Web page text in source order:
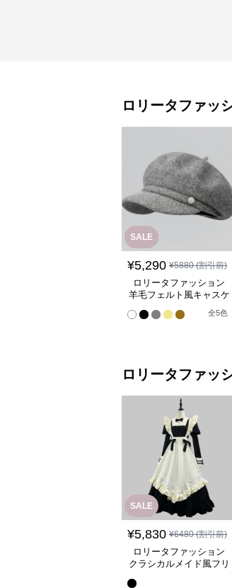
ロリータファッ
SALE
¥5,290 ¥5880(割引前)
ロリータファッション
羊毛フェルト風キャスケ
全5色
ロリータファッ
SALE
¥5,830 ¥6480(割引前)
ロリータファッション
クラシカルメイド風フリ